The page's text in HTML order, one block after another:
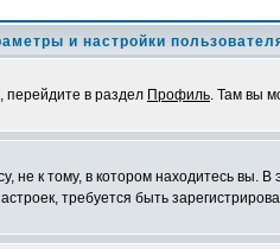
и настройки
перейдите в раздел Профиль. Там вы
к тому, в котором находитесь вы.
требуется быть